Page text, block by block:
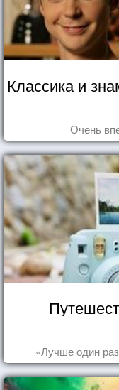
Классика и
Очень
«Лучше один